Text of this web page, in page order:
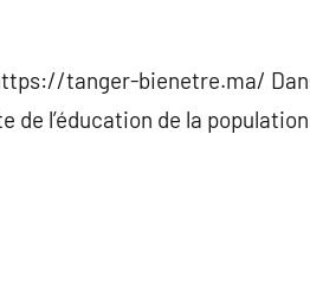
tanger-bienetre.ma/
de l’éducation de la